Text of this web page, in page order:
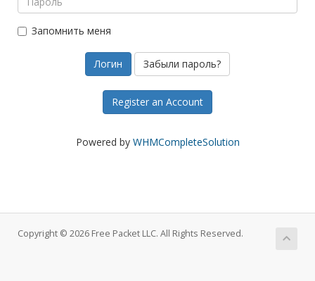
Запомнить меня
Забыли пароль?
Register an Account
Powered by WHMCompleteSolution
Copyright © 2026 Free Packet LLC. All Rights Reserved.